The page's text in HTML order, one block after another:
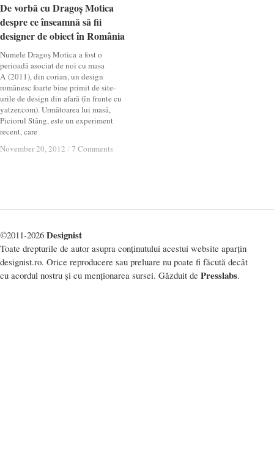
De vorbă cu Dragoș Motica
despre ce înseamnă să fii
designer de obiect în România
Numele Dragoş Motica a fost o
perioadă asociat de noi cu masa
A (2011), din corian, un design
românesc foarte bine primit de site-
urile de design din afară (în frunte cu
yatzer.com). Următoarea lui masă,
Piciorul Stâng, este un experiment
recent, care
November 20, 2012 / 7 Comments
De vorbă cu Dragoș Motica
despre ce înseamnă să fii
designer de obiect în România
November 20, 2012 / 7 Comments
©2011-2026 Designist
Toate drepturile de autor asupra conținutului acestui website aparțin
designist.ro. Orice reproducere sau preluare nu poate fi făcută decât
cu acordul nostru și cu menționarea sursei. Găzduit de Presslabs.